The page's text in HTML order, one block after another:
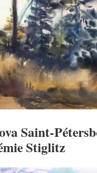
Saint-
Stiglitz